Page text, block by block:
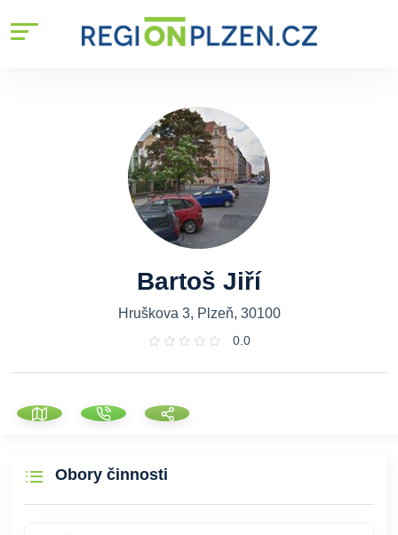
Bartoš Jiří
Hruškova 3, Plzeň, 30100
0.0
Obory činnosti